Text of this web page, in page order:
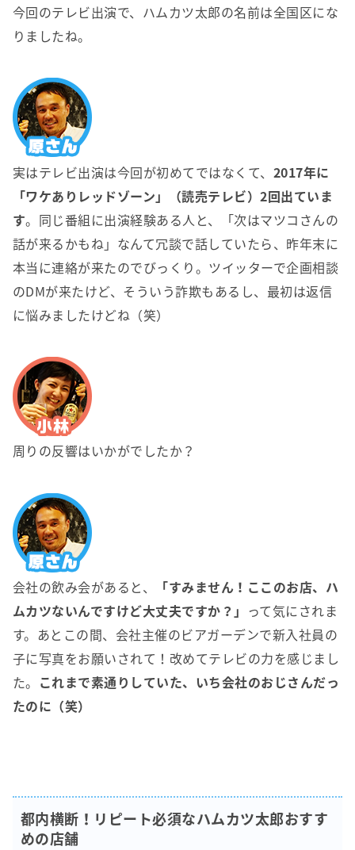
今回のテレビ出演で、ハムカツ太郎の名前は全国区にな
りましたね。
実はテレビ出演は今回が初めてではなくて、 2017年に
「ワケありレッドゾーン」（読売テレビ）2回出ていま
す。同じ番組に出演経験ある人と、「次はマツコさんの
話が来るかもね」なんて冗談で話していたら、昨年末に
本当に連絡が来たのでびっくり。ツイッターで企画相談
のDMが来たけど、そういう詐欺もあるし、最初は返信
に悩みましたけどね（笑）
周りの反響はいかがでしたか？
会社の飲み会があると、
「すみません！ここのお店、ハ
ムカツないんですけど大丈夫ですか？」 って気にされま
す。あとこの間、会社主催のビアガーデンで新入社員の
子に写真をお願いされて！改めてテレビの力を感じまし
た。 これまで素通りしていた、いち会社のおじさんだっ
たのに（笑）
都内横断！リピート必須なハムカツ太郎おすす
めの店舗